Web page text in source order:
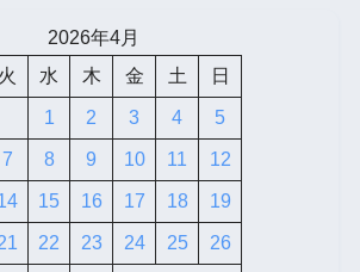
2026年4月
火 水 木 金 土 日
1 2 3 4 5
7 8 9 10 11 12
15 16 17 18 19
22 23 24 25 26